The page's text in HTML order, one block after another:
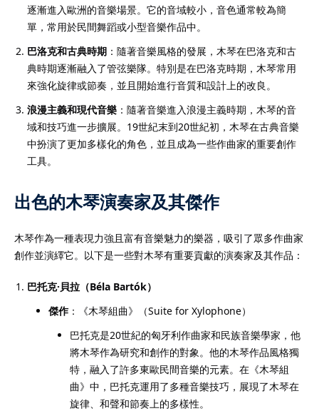
逐漸進入歐洲的音樂場景。它的音域較小，音色通常較為簡
單，常用於民間舞蹈或小型音樂作品中。
巴洛克和古典時期 ：隨著音樂風格的發展，木琴在巴洛克和古
典時期逐漸融入了管弦樂隊。特別是在巴洛克時期，木琴常用
來強化旋律或節奏，並且開始進行音質和設計上的改良。
浪漫主義和現代音樂 ：隨著音樂進入浪漫主義時期，木琴的音
域和技巧進一步擴展。19世紀末到20世紀初，木琴在古典音樂
中扮演了更加多樣化的角色，並且成為一些作曲家的重要創作
工具。
出色的木琴演奏家及其傑作
木琴作為一種表現力強且富有音樂魅力的樂器，吸引了眾多作曲家
創作並演繹它。以下是一些對木琴有重要貢獻的演奏家及其作品：
巴托克·貝拉（Béla Bartók）
傑作：《木琴組曲》（Suite for Xylophone）
巴托克是20世紀的匈牙利作曲家和民族音樂學家，他
將木琴作為研究和創作的對象。他的木琴作品風格獨
特，融入了許多東歐民間音樂的元素。在《木琴組
曲》中，巴托克運用了多種音樂技巧，展現了木琴在
旋律、和聲和節奏上的多樣性。